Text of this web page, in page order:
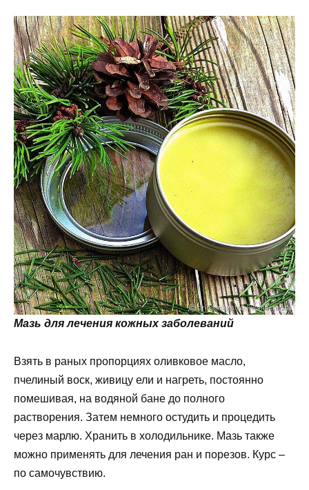
Мазь для лечения кожных заболеваний
Взять в раных пропорциях оливковое масло,
пчелиный воск, живицу ели и нагреть, постоянно
помешивая, на водяной бане до полного
растворения. Затем немного остудить и процедить
через марлю. Хранить в холодильнике. Мазь также
можно применять для лечения ран и порезов. Курс –
по самочувствию.